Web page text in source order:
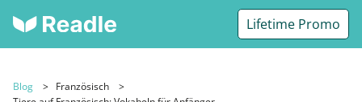
Lifetime Promo
Blog
Französisch